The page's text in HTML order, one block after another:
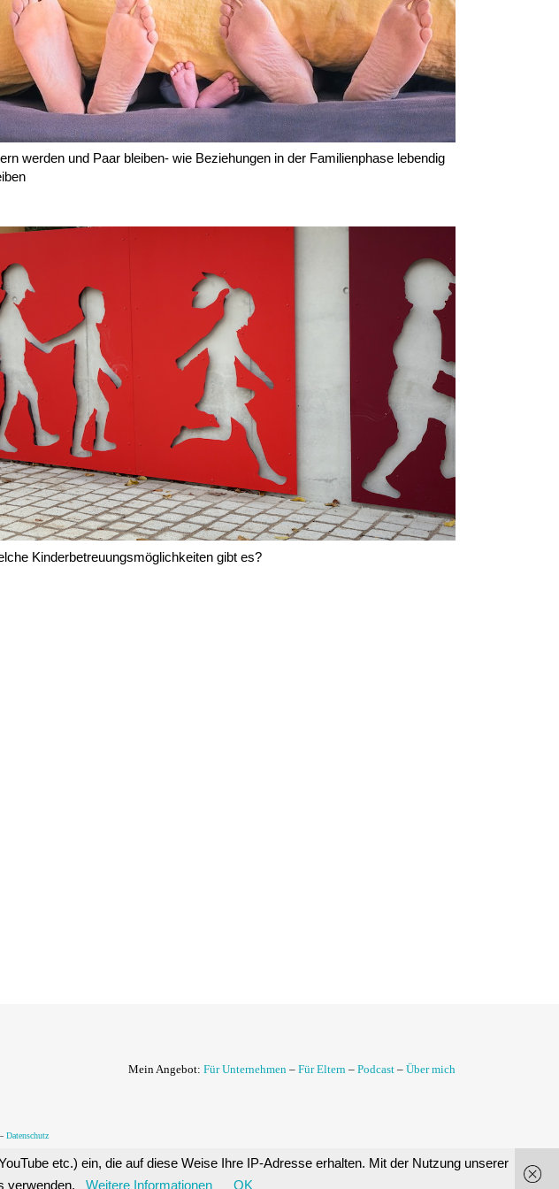
werden und Paar bleiben- wie Beziehungen in der Familienphase lebendig
Kinderbetreuungsmöglichkeiten gibt es?
Mein Angebot: Für Unternehmen – Für Eltern – Podcast – Über mich
Datenschutz
etc.) ein, die auf diese Weise Ihre IP-Adresse erhalten. Mit der Nutzung unserer
verwenden.
Weitere Informationen OK